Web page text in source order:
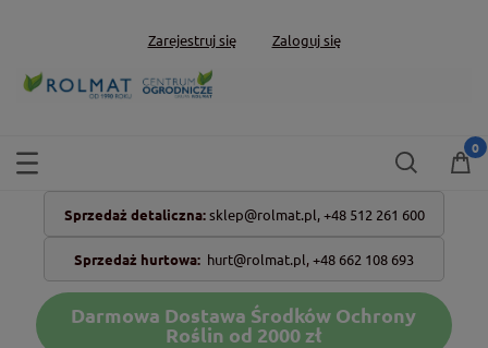
Zarejestruj się Zaloguj się
Sprzedaż detaliczna: sklep@rolmat.pl, +48 512 261 600
Sprzedaż hurtowa: hurt@rolmat.pl,+48 662 108 693
Darmowa Dostawa Środków Ochrony
Roślin od 2000 zł